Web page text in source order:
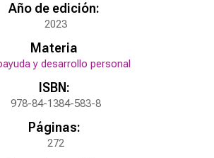
Año de edición:
2023
Materia
y desarrollo personal
ISBN:
978-84-1384-583-8
Páginas:
272